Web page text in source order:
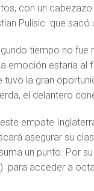
con un
Pulisic que sacó
tiempo no
emoción estaría al
tuvo la gran
el delantero
empate
asegurar su
un punto. Por
para acceder a